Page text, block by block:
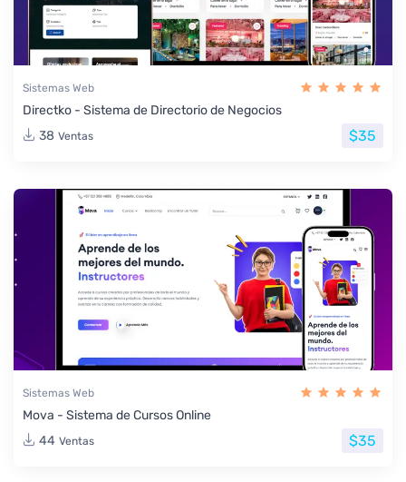
Sistemas Web
Directko - Sistema de Directorio de Negocios
38 Ventas $35
Sistemas Web
Mova - Sistema de Cursos Online
44 Ventas $35